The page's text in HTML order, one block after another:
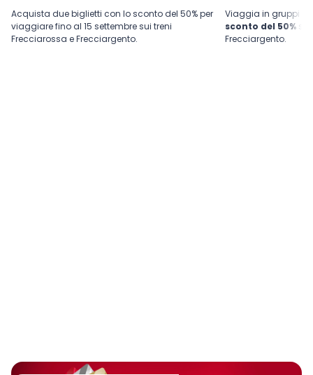
Acquista due biglietti con lo sconto del 50% per
viaggiare fino al 15 settembre sui treni
Frecciarossa e Frecciargento.
Viaggia in gruppi
sconto del 50% su
Frecciargento.